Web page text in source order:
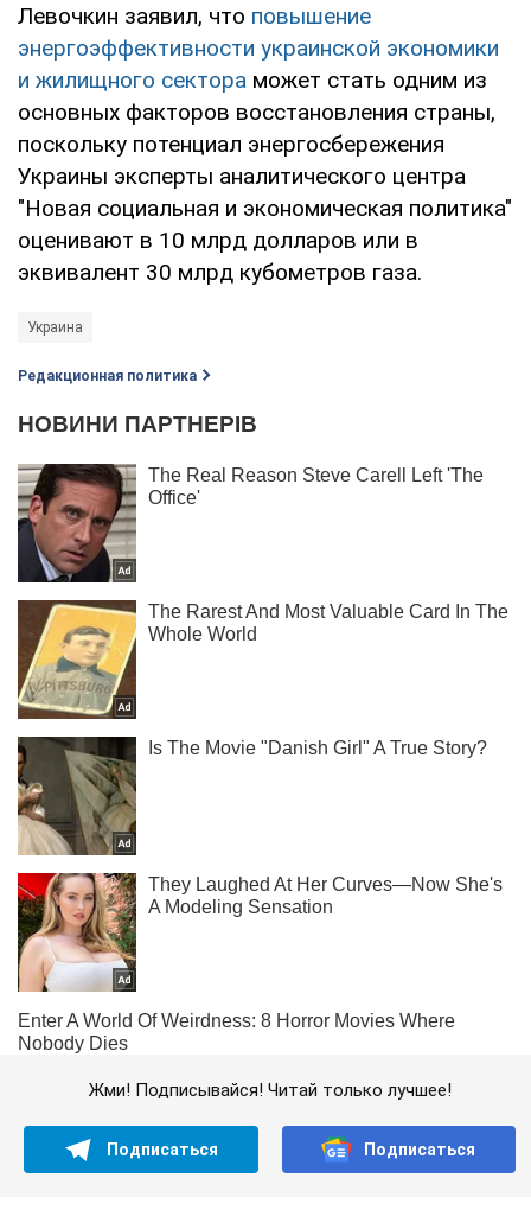
Левочкин заявил, что повышение
энергоэффективности украинской экономики
и жилищного сектора может стать одним из
основных факторов восстановления страны,
поскольку потенциал энергосбережения
Украины эксперты аналитического центра
"Новая социальная и экономическая политика"
оценивают в 10 млрд долларов или в
эквивалент 30 млрд кубометров газа.
Украина
Редакционная политика
Жми! Подписывайся! Читай только лучшее!
Подписаться Подписаться